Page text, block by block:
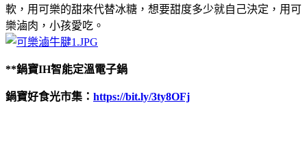
軟，用可樂的甜來代替冰糖，想要甜度多少就自己決定，用可
樂滷肉，小孩愛吃。
**鍋寶IH智能定溫電子鍋
鍋寶好食光市集： https://bit.ly/3ty8OFj